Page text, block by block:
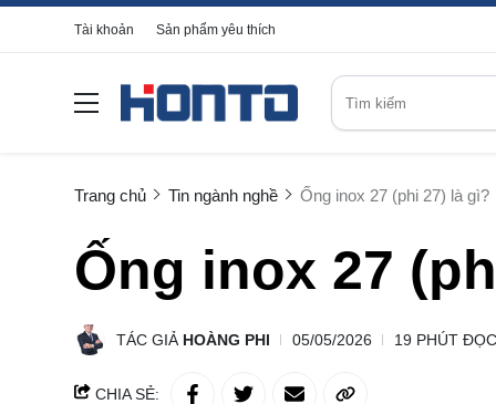
Tài khoản Sản phẩm yêu thích
Trang chủ Tin ngành nghề Ống inox 27 (phi 27) là gì?
Ống inox 27
TÁC GIẢ HOÀNG PHI 05/05/2026 19 PHÚT ĐỌC
CHIA SẺ: